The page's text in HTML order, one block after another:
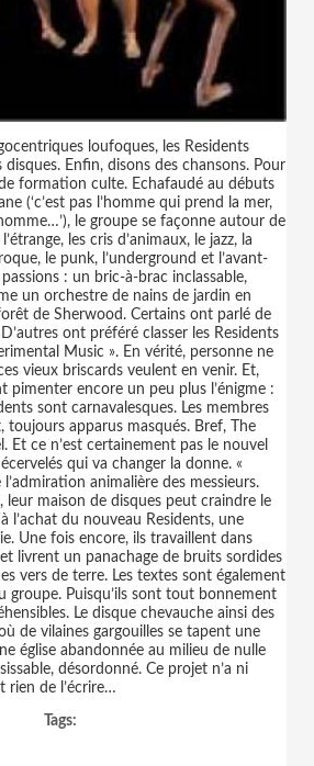
loufoques, les Residents
Enfin, disons des chansons. Pour
formation culte. Echafaudé au débuts
(‘c’est pas l’homme qui prend la mer,
le groupe se façonne autour de
les cris d’animaux, le jazz, la
le punk, l’underground et l’avant-
: un bric-à-brac inclassable,
un orchestre de nains de jardin en
de Sherwood. Certains ont parlé de
ont préféré classer les Residents
Music ». En vérité, personne ne
vieux briscards veulent en venir. Et,
pimenter encore un peu plus l’énigme :
sont carnavalesques. Les membres
toujours apparus masqués. Bref, The
Et ce n’est certainement pas le nouvel
qui va changer la donne. «
animalière des messieurs.
leur maison de disques peut craindre le
l’achat du nouveau Residents, une
Une fois encore, ils travaillent dans
livrent un panachage de bruits sordides
vers de terre. Les textes sont également
groupe. Puisqu’ils sont tout bonnement
Le disque chevauche ainsi des
de vilaines gargouilles se tapent une
église abandonnée au milieu de nulle
désordonné. Ce projet n’a ni
rien de l’écrire…
Tags: